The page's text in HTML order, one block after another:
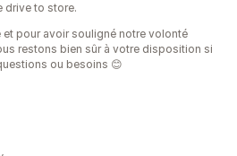
drive to store.
pour avoir souligné notre volonté
restons bien sûr à votre disposition si
ou besoins 😊